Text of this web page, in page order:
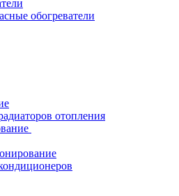
обогреватели
отопления